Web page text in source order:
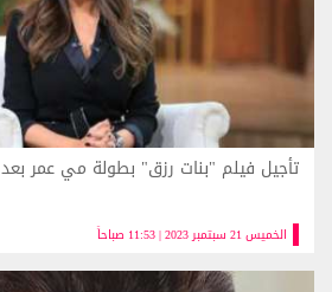
الخميس 21 سبتمبر 2023 | 11:53 صباحاً
تأجيل فيلم "بنات رزق" بطولة مي عمر بعد